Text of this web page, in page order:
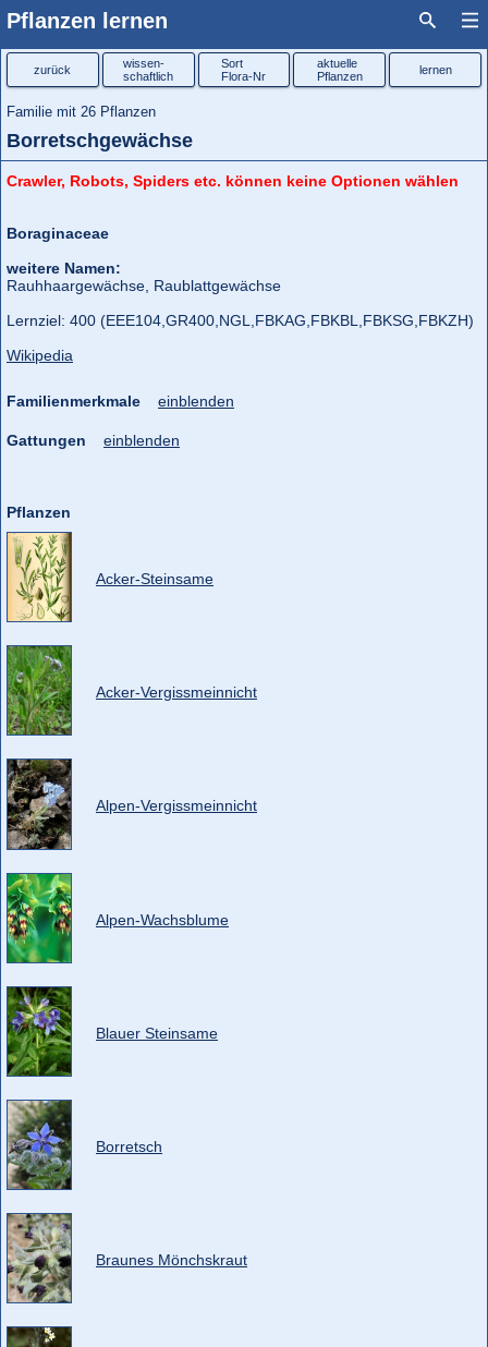
Pflanzen lernen
Familie mit 26 Pflanzen
Borretschgewächse
zurück
wissen-
schaftlich
Sort
Flora-Nr
aktuelle
Pflanzen
lernen
Crawler, Robots, Spiders etc. können keine Optionen wählen
Boraginaceae
weitere Namen:
Rauhhaargewächse, Raublattgewächse
Lernziel: 400 (EEE104, GR400, NGL, FBKAG, FBKBL, FBKSG, FBKZH)
Wikipedia
Familienmerkmale einblenden
Gattungen einblenden
Pflanzen
Acker-Steinsame
Acker-Vergissmeinnicht
Alpen-Vergissmeinnicht
Alpen-Wachsblume
Blauer Steinsame
Borretsch
Braunes Mönchskraut